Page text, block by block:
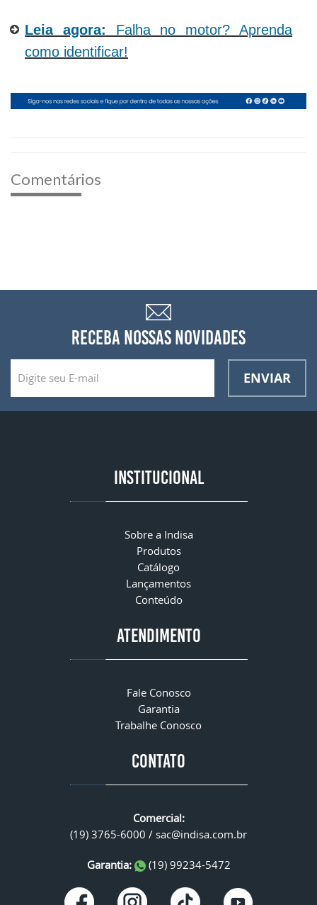
Leia agora: Falha no motor? Aprenda
como identificar!
Comentários
RECEBA NOSSAS NOVIDADES
ENVIAR
INSTITUCIONAL
Sobre a Indisa
Produtos
Catálogo
Lançamentos
Conteúdo
ATENDIMENTO
Fale Conosco
Garantia
Trabalhe Conosco
CONTATO
Comercial:
(19) 3765-6000 / sac@indisa.com.br
Garantia: (19) 99234-5472